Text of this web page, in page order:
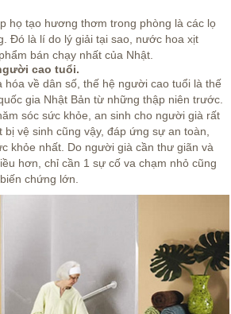
họ tạo hương thơm trong phòng là các lọ
Đó là lí do lý giải tại sao, nước hoa xịt
bán chạy nhất của Nhật.
cao tuổi.
hóa về dân số, thế hệ người cao tuổi là thế
gia Nhật Bản từ những thập niên trước.
sóc sức khỏe, an sinh cho người già rất
vệ sinh cũng vậy, đáp ứng sự an toàn,
khỏe nhất. Do người già cần thư giãn và
hơn, chỉ cần 1 sự cố va chạm nhỏ cũng
chứng lớn.